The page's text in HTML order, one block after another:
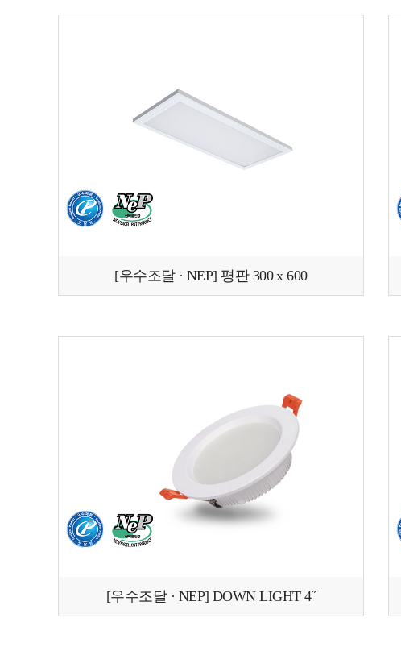
[우수조달 · NEP] 평판 300 x 600
[우수조달 · NEP] DOWN LIGHT 4˝